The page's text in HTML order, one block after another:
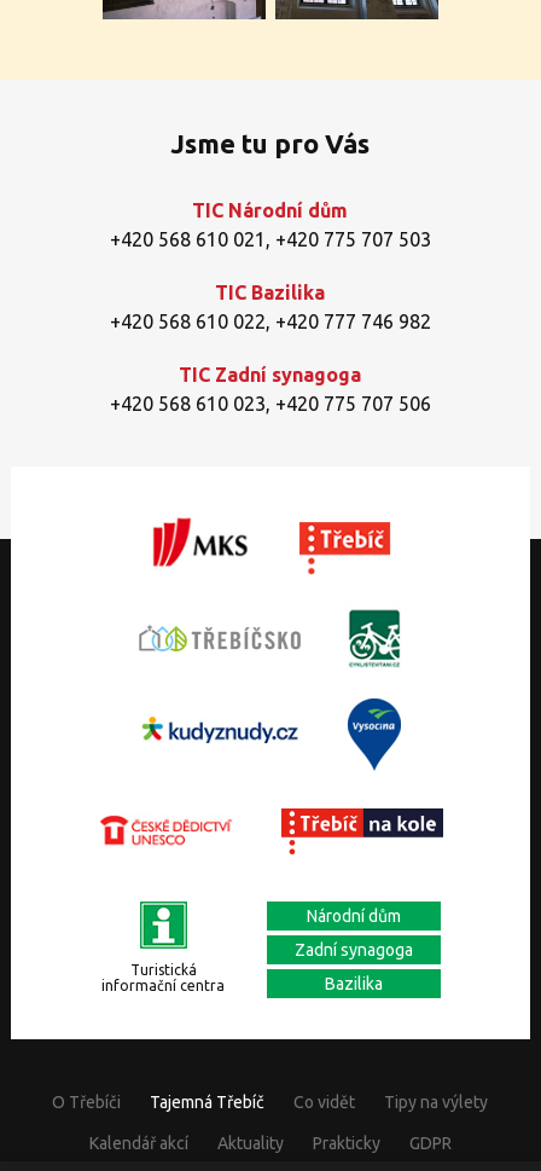
Jsme tu pro Vás
TIC Národní dům
+420 568 610 021 , +420 775 707 503
TIC Bazilika
+420 568 610 022, +420 777 746 982
TIC Zadní synagoga
+420 568 610 023, +420 775 707 506
Turistická
informační centra
Národní dům
Zadní synagoga
Bazilika
O Třebíči Tajemná Třebíč Co vidět Tipy na výlety
Kalendář akcí Aktuality Prakticky GDPR